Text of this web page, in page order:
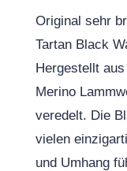
Original sehr
Tartan Black
Hergestellt
Merino
veredelt. Die
vielen
und Umhang